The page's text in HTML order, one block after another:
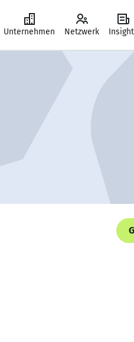
Unternehmen Netzwerk